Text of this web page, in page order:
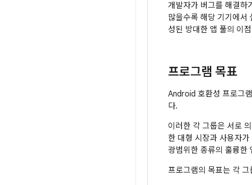
개발자가 버그를 해결하
많을수록 해당 기기에서
성된 방대한 앱 풀의 이
프로그램 목표
Android 호환성 프로그
다.
이러한 각 그룹은 서로
한 대형 시장과 사용자
광범위한 종류의 훌륭한
프로그램의 목표는 각